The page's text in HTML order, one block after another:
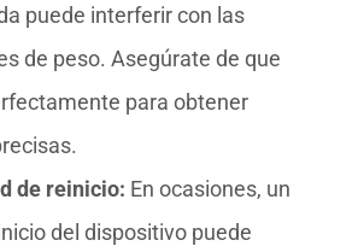
puede interferir con las
de peso. Asegúrate de que
para obtener
de reinicio: En ocasiones, un
del dispositivo puede